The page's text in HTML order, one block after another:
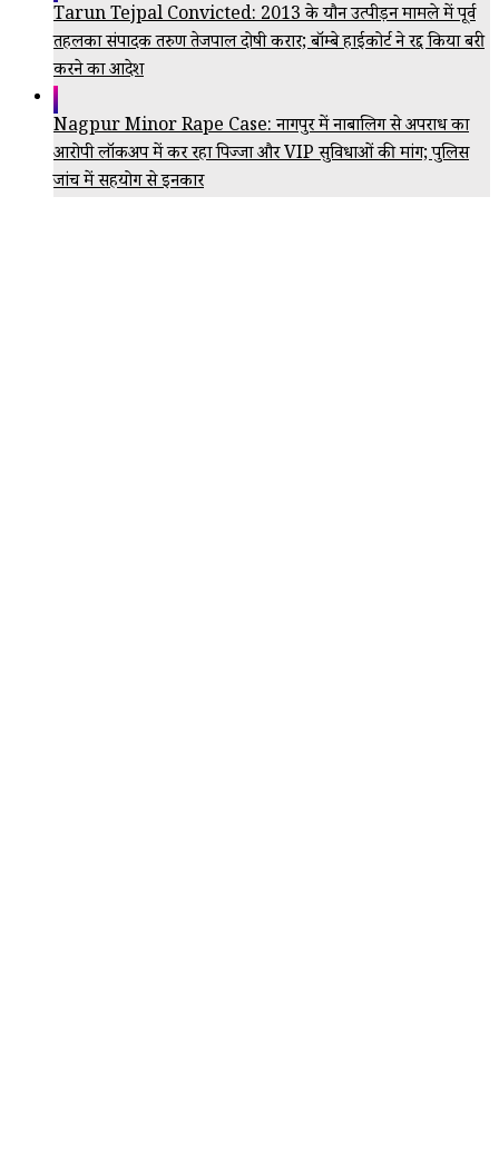
Tarun Tejpal Convicted: 2013 के यौन उत्पीड़न मामले में पूर्व
तहलका संपादक तरुण तेजपाल दोषी करार; बॉम्बे हाईकोर्ट ने रद्द किया बरी
करने का आदेश
Nagpur Minor Rape Case: नागपुर में नाबालिग से अपराध का
आरोपी लॉकअप में कर रहा पिज्जा और VIP सुविधाओं की मांग; पुलिस
जांच में सहयोग से इनकार